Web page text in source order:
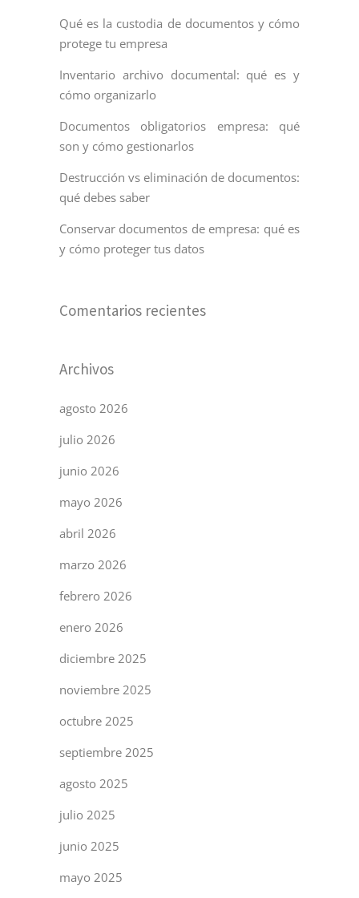
Qué es la custodia de documentos y cómo
protege tu empresa
Inventario archivo documental: qué es y
cómo organizarlo
Documentos obligatorios empresa: qué
son y cómo gestionarlos
Destrucción vs eliminación de documentos:
qué debes saber
Conservar documentos de empresa: qué es
y cómo proteger tus datos
Comentarios recientes
Archivos
agosto 2026
julio 2026
junio 2026
mayo 2026
abril 2026
marzo 2026
febrero 2026
enero 2026
diciembre 2025
noviembre 2025
octubre 2025
septiembre 2025
agosto 2025
julio 2025
junio 2025
mayo 2025